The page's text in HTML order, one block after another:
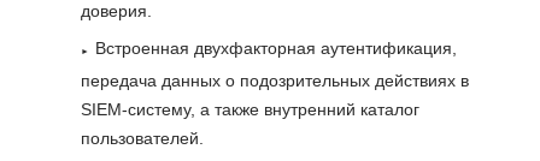
доверия.
Встроенная двухфакторная аутентификация,
передача данных о подозрительных действиях в
SIEM-систему, а также внутренний каталог
пользователей.